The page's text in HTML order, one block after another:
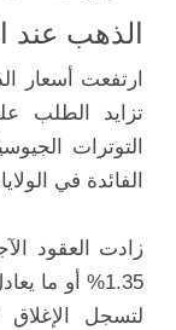
الذهب عند
ارتفعت أسعار
تزايد الطلب
التوترات
الفائدة في
زادت العقود